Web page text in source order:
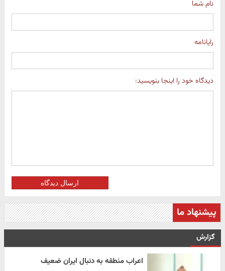
نام شما
رایانامه
دیدگاه خود را اینجا بنویسید:
ارسال دیدگاه
پیشنهاد ما
گزارش
اعراب منطقه به دنبال ایران ضعیف